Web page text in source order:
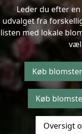
Leder du efter
udvalget fra
listen med lokale
Køb
Køb
Oversigt